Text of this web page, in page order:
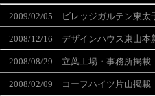
2009/02/05 ビレッジガルテン東太
2008/12/16 デザインハウス東山本
2008/08/29 立葉工場・事務所掲載
2008/02/09 コーフハイツ片山掲載